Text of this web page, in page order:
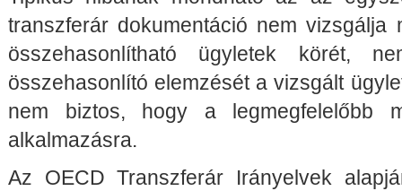
transzferár dokumentáció nem vizsgálja
összehasonlítható ügyletek körét,
összehasonlító elemzését a vizsgált
nem biztos, hogy a legmegfelelőbb
alkalmazásra.
Az OECD Transzferár Irányelvek